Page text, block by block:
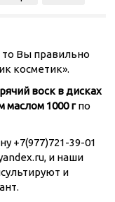
то Вы правильно
косметик».
воск в дисках
маслом 1000 гпо
+7(977)721-39-01
и наши
и